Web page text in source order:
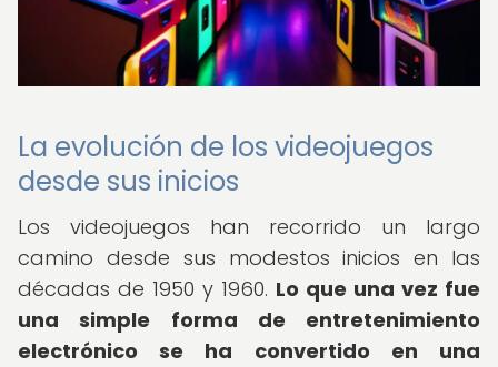
La evolución de los videojuegos
desde sus inicios
Los videojuegos han recorrido un largo
camino desde sus modestos inicios en las
décadas de 1950 y 1960. Lo que una vez fue
una simple forma de entretenimiento
electrónico se ha convertido en una